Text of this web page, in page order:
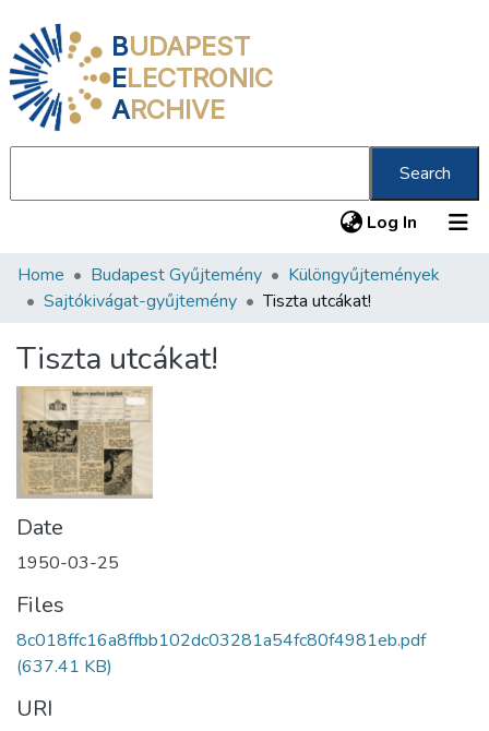
BUDAPEST
ELECTRONIC
ARCHIVE
Search
Log In (current)
Communities & Collections
Statistics
About us
Home Budapest Gyűjtemény
Különgyűjtemények
Sajtókivágat-gyűjtemény
Tiszta utcákat!
Tiszta utcákat!
Date
1950-03-25
Files
8c018ffc16a8ffbb102dc03281a54fc80f4981eb.pdf
(637.41 KB)
URI